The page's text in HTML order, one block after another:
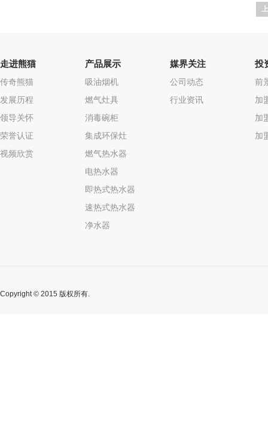
走进熊猫
传奇熊猫
发展历程
领导关怀
荣誉认证
视频欣赏
产品展示
吸油烟机
燃气灶具
消毒碗柜
集成环保灶
燃气热水器
电热水器
即热式热水器
速热式热水器
净水器
媒界关注
公司动态
行业资讯
投
前
加
加
加
Copyright © 2015 版权所有.